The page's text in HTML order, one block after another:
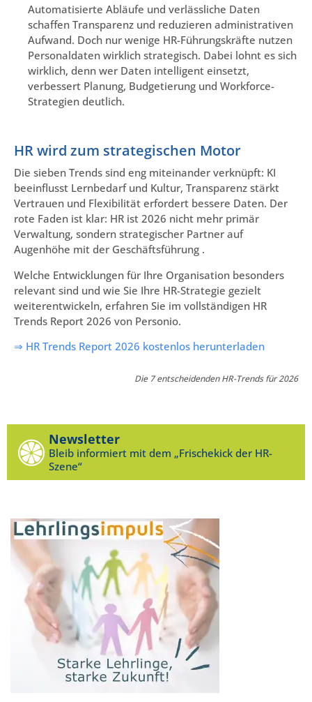
Automatisierte Abläufe und verlässliche Daten
schaffen Transparenz und reduzieren administrativen
Aufwand. Doch nur wenige HR-Führungskräfte nutzen
Personaldaten wirklich strategisch. Dabei lohnt es sich
wirklich, denn wer Daten intelligent einsetzt,
verbessert Planung, Budgetierung und Workforce-
Strategien deutlich.
HR wird zum strategischen Motor
Die sieben Trends sind eng miteinander verknüpft: KI
beeinflusst Lernbedarf und Kultur, Transparenz stärkt
Vertrauen und Flexibilität erfordert bessere Daten. Der
rote Faden ist klar: HR ist 2026 nicht mehr primär
Verwaltung, sondern strategischer Partner auf
Augenhöhe mit der Geschäftsführung .
Welche Entwicklungen für Ihre Organisation besonders
relevant sind und wie Sie Ihre HR-Strategie gezielt
weiterentwickeln, erfahren Sie im vollständigen HR
Trends Report 2026 von Personio.
⇒ HR Trends Report 2026 kostenlos herunterladen
Die 7 entscheidenden HR-Trends für 2026
Newsletter
Bleib informiert mit dem „Frischekick der HR-
Szene“